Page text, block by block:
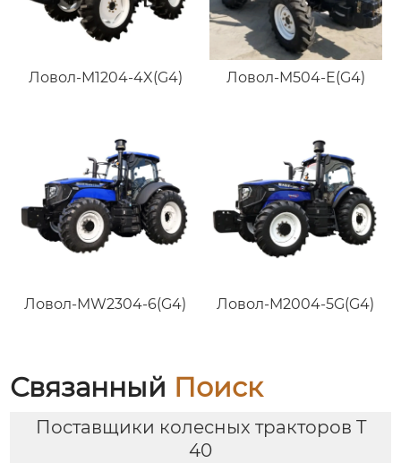
Ловол-M1204-4X(G4) Ловол-M504-E(G4)
Ловол-MW2304-6(G4) Ловол-M2004-5G(G4)
Связанный Поиск
Поставщики колесных тракторов T
40